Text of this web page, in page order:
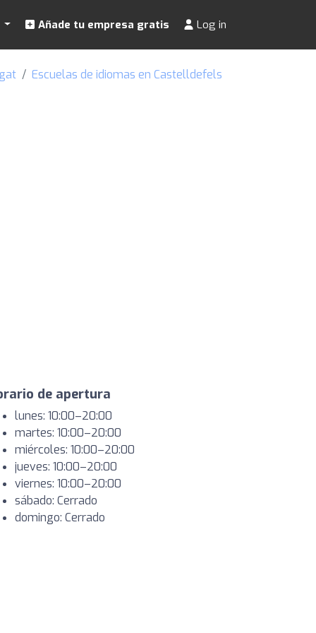
Añade tu empresa gratis Log in
Escuelas de idiomas en Castelldefels
de apertura
lunes: 10:00–20:00
martes: 10:00–20:00
miércoles: 10:00–20:00
jueves: 10:00–20:00
viernes: 10:00–20:00
sábado: Cerrado
domingo: Cerrado